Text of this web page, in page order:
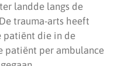
landde langs de
trauma-arts heeft
patiënt die in de
patiënt per ambulance